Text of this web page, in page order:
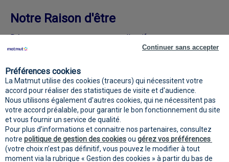
Notre Raison d'être
Découvrez nos engagements collectifs
sociaux
Préférences cookies
La Matmut utilise des cookies (traceurs) qui nécessitent votre
accord pour réaliser des statistiques de visite et d'audience.
Nous utilisons également d'autres cookies, qui ne nécessitent pas
votre accord préalable, pour garantir le bon fonctionnement du site
et vous fournir un service de qualité.
Pour plus d’informations et connaitre nos partenaires, consultez
notre politique de gestion des cookiesou gérez vos préférences
(votre choix n’est pas définitif, vous pouvez le modifier à tout
moment via la rubrique « Gestion des cookies » à partir du bas de
Continuer sans accepter